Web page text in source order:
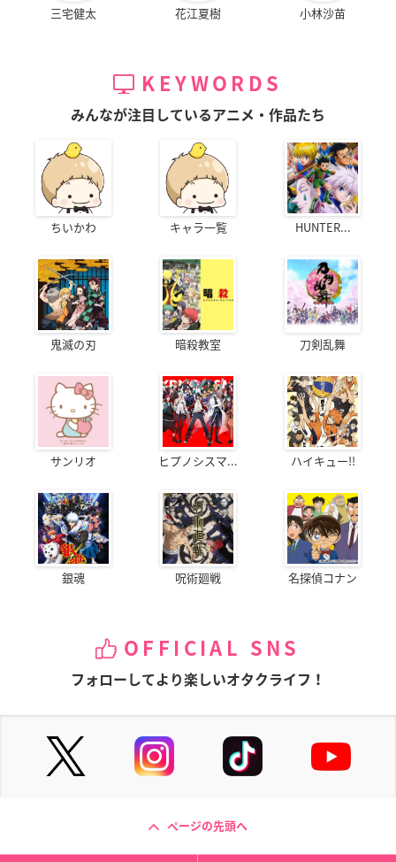
【本編ディスク】
◆スペシャルPV 第1弾・第2弾
【ULTRA DISC】
◆新作アニメーション
『僕のヒーローアカデミア THE MOVIE ワールド ヒーロー
ズ ミッション ≪旅立ち≫』
※劇場入場者プレゼント冊子「Vol.World Heroes」に収録
されていた堀越耕平先生描き下ろしの読み切りマンガをア
◆「ワールドファンミーティング」映像
（出演：山下大輝、岡本信彦、梶裕貴、吉沢亮、林原めぐ
み、中井和哉）
◆「公開記念舞台挨拶」映像
（出演：山下大輝、岡本信彦、梶裕貴、吉沢亮）
≪キャスト≫
山下大輝
梶裕貴
稲田徹
中村悠一
三宅健太
佐倉綾音
林原めぐみ
吉沢亮
※敬称略
三宅健太 花江夏樹 小林沙苗
KEYWORDS
みんなが注目しているアニメ・作品たち
ちいかわ キャラ一覧 HUNTER...
鬼滅の刃 暗殺教室 刀剣乱舞
サンリオ ヒプノシスマ... ハイキュー!!
銀魂 呪術廻戦 名探偵コナン
OFFICIAL SNS
フォローしてより楽しいオタクライフ！
ページの先頭へ